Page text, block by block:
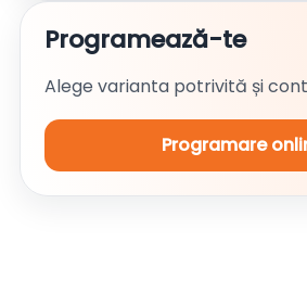
Programează-te
Alege varianta potrivită și
Programare